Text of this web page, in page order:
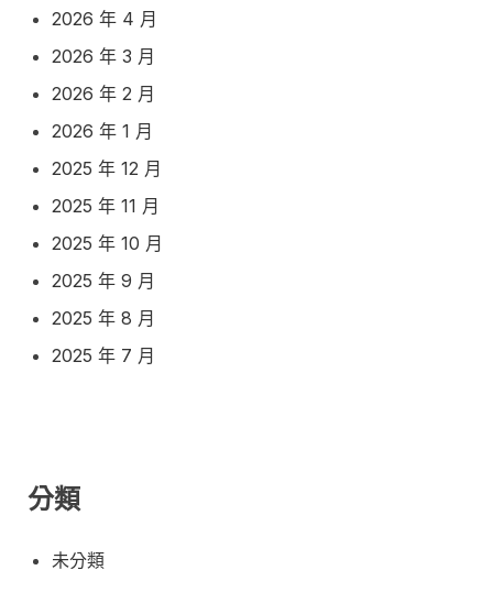
2026 年 4 月
2026 年 3 月
2026 年 2 月
2026 年 1 月
2025 年 12 月
2025 年 11 月
2025 年 10 月
2025 年 9 月
2025 年 8 月
2025 年 7 月
分類
未分類